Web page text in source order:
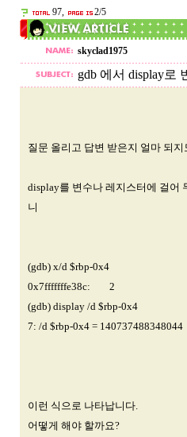
97, 2/5
skyclad1975
gdb 에서 display로
질문 올리고 답변 받은지 얼마 되
display를 변수나 레지스터에 걸어
니
(gdb) x/d $rbp-0x4
0x7fffffffe38c: 2
(gdb) display /d $rbp-0x4
7: /d $rbp-0x4 = 140737488348044
이런 식으로 나타납니다.
어떻게 해야 할까요?